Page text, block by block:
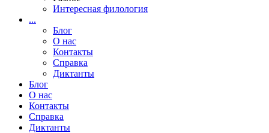
Интересная филология
...
Блог
О нас
Контакты
Справка
Диктанты
Блог
О нас
Контакты
Справка
Диктанты